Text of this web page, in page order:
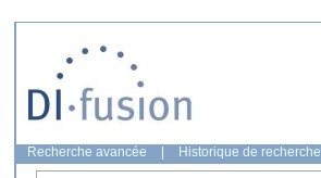
Recherche avancée Historique de recherche